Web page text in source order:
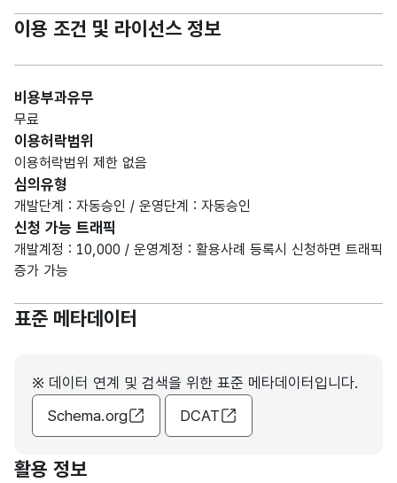
이용 조건 및 라이선스 정보
비용부과유무
무료
이용허락범위
이용허락범위 제한 없음
심의유형
개발단계 : 자동승인 / 운영단계 : 자동승인
신청 가능 트래픽
개발계정 : 10,000 / 운영계정 : 활용사례 등록시 신청하면 트래픽
증가 가능
표준 메타데이터
※ 데이터 연계 및 검색을 위한 표준 메타데이터입니다.
Schema.org
DCAT
활용 정보